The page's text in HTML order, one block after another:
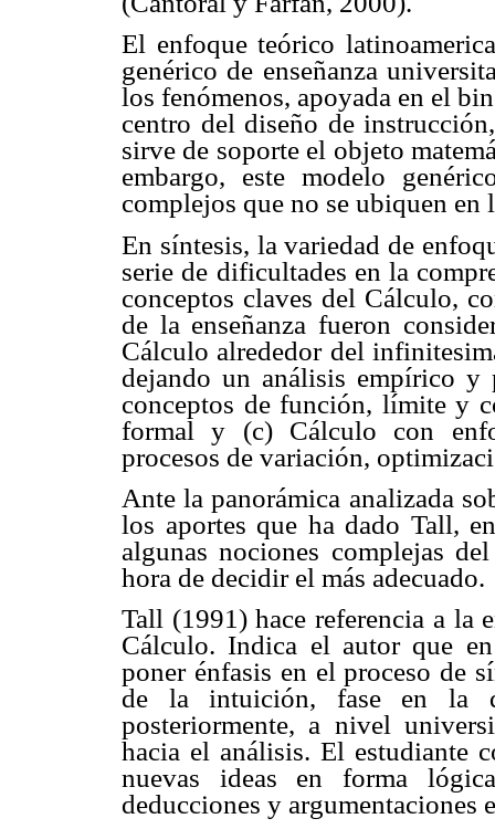
El enfoque teórico
genérico de enseñanza
los fenómenos, apoyada en el
centro del diseño de
sirve de soporte el objeto
embargo, este modelo
complejos que no se ubiquen en
En síntesis, la variedad de
serie de dificultades en la
conceptos claves del Cálculo,
de la enseñanza fueron
Cálculo alrededor del
dejando un análisis empírico y
conceptos de función, límite y
formal y (c) Cálculo con
procesos de variación,
Ante la panorámica analizada
los aportes que ha dado Tall,
algunas nociones complejas
hora de decidir el más adecuado.
Tall (1991) hace referencia a la
Cálculo. Indica el autor que en
poner énfasis en el proceso de
de la intuición, fase en la
posteriormente, a nivel
hacia el análisis. El estudiante
nuevas ideas en forma
deducciones y argumentaciones